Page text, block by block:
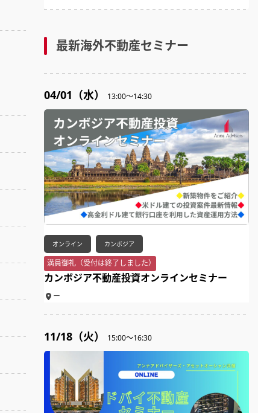
最新海外不動産セミナー
04/01（水） 13:00～14:30
オンライン カンボジア
満員御礼（受付は終了しました）
カンボジア不動産投資オンラインセミナー
ー
11/18（火） 15:00～16:30